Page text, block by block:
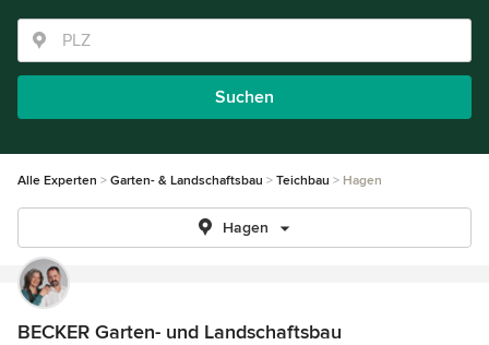
Suchen
Alle Experten Garten- & Landschaftsbau Teichbau Hagen
Hagen
BECKER Garten- und Landschaftsbau